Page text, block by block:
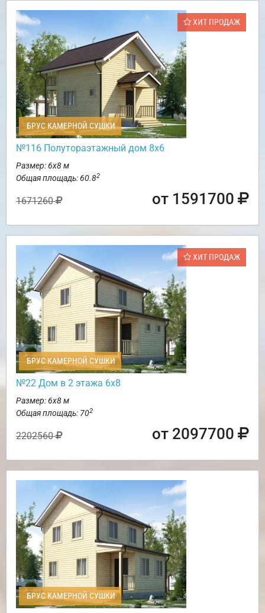
ХИТ ПРОДАЖ
БРУС КАМЕРНОЙ СУШКИ
№116 Полутораэтажный дом 8х6
Размер: 6х8 м
Общая площадь: 60.82
1671260 от 1591700
ХИТ ПРОДАЖ
БРУС КАМЕРНОЙ СУШКИ
№22 Дом в 2 этажа 6х8
Размер: 6х8 м
Общая площадь: 702
2202560 от 2097700
БРУС КАМЕРНОЙ СУШКИ